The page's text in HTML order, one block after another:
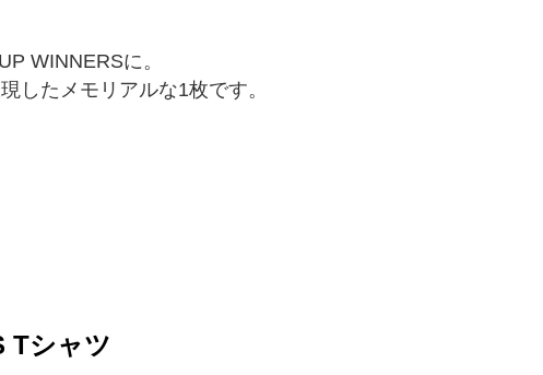
WINNERSに。
したメモリアルな1枚です。
Tシャツ